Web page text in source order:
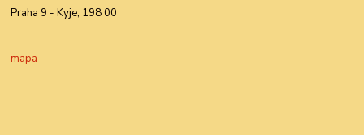
Praha 9 - Kyje, 198 00
mapa